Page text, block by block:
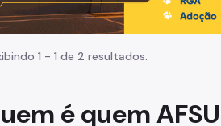
1 - 1 de 2 resultados.
é quem AFSU